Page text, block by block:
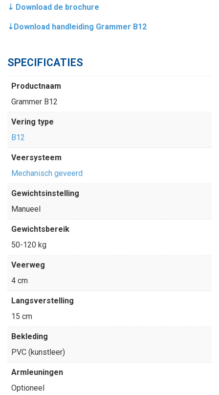
⇣ Download de brochure
⇣Download handleiding Grammer B12
SPECIFICATIES
Productnaam
Grammer B12
Vering type
B12
Veersysteem
Mechanisch geveerd
Gewichtsinstelling
Manueel
Gewichtsbereik
50-120 kg
Veerweg
4 cm
Langsverstelling
15 cm
Bekleding
PVC (kunstleer)
Armleuningen
Optioneel